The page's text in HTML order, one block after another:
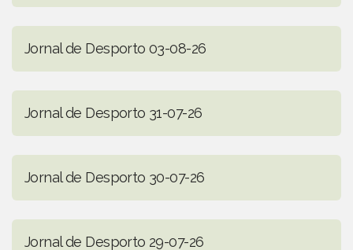
Jornal de Desporto 03-08-26
Jornal de Desporto 31-07-26
Jornal de Desporto 30-07-26
Jornal de Desporto 29-07-26